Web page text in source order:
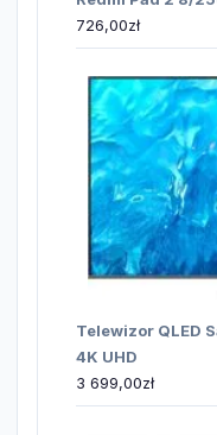
726,00zł
Telewizor QLED
4K UHD
3 699,00zł